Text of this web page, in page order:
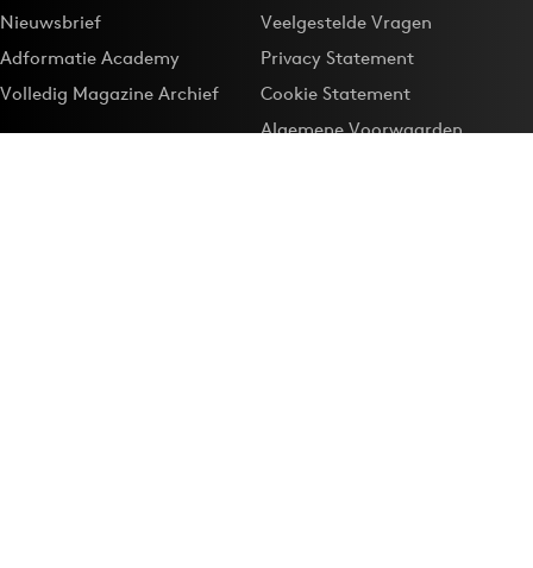
Nieuwsbrief
Adformatie Academy
Volledig Magazine Archief
Veelgestelde Vragen
Privacy Statement
Cookie Statement
Algemene Voorwaarden